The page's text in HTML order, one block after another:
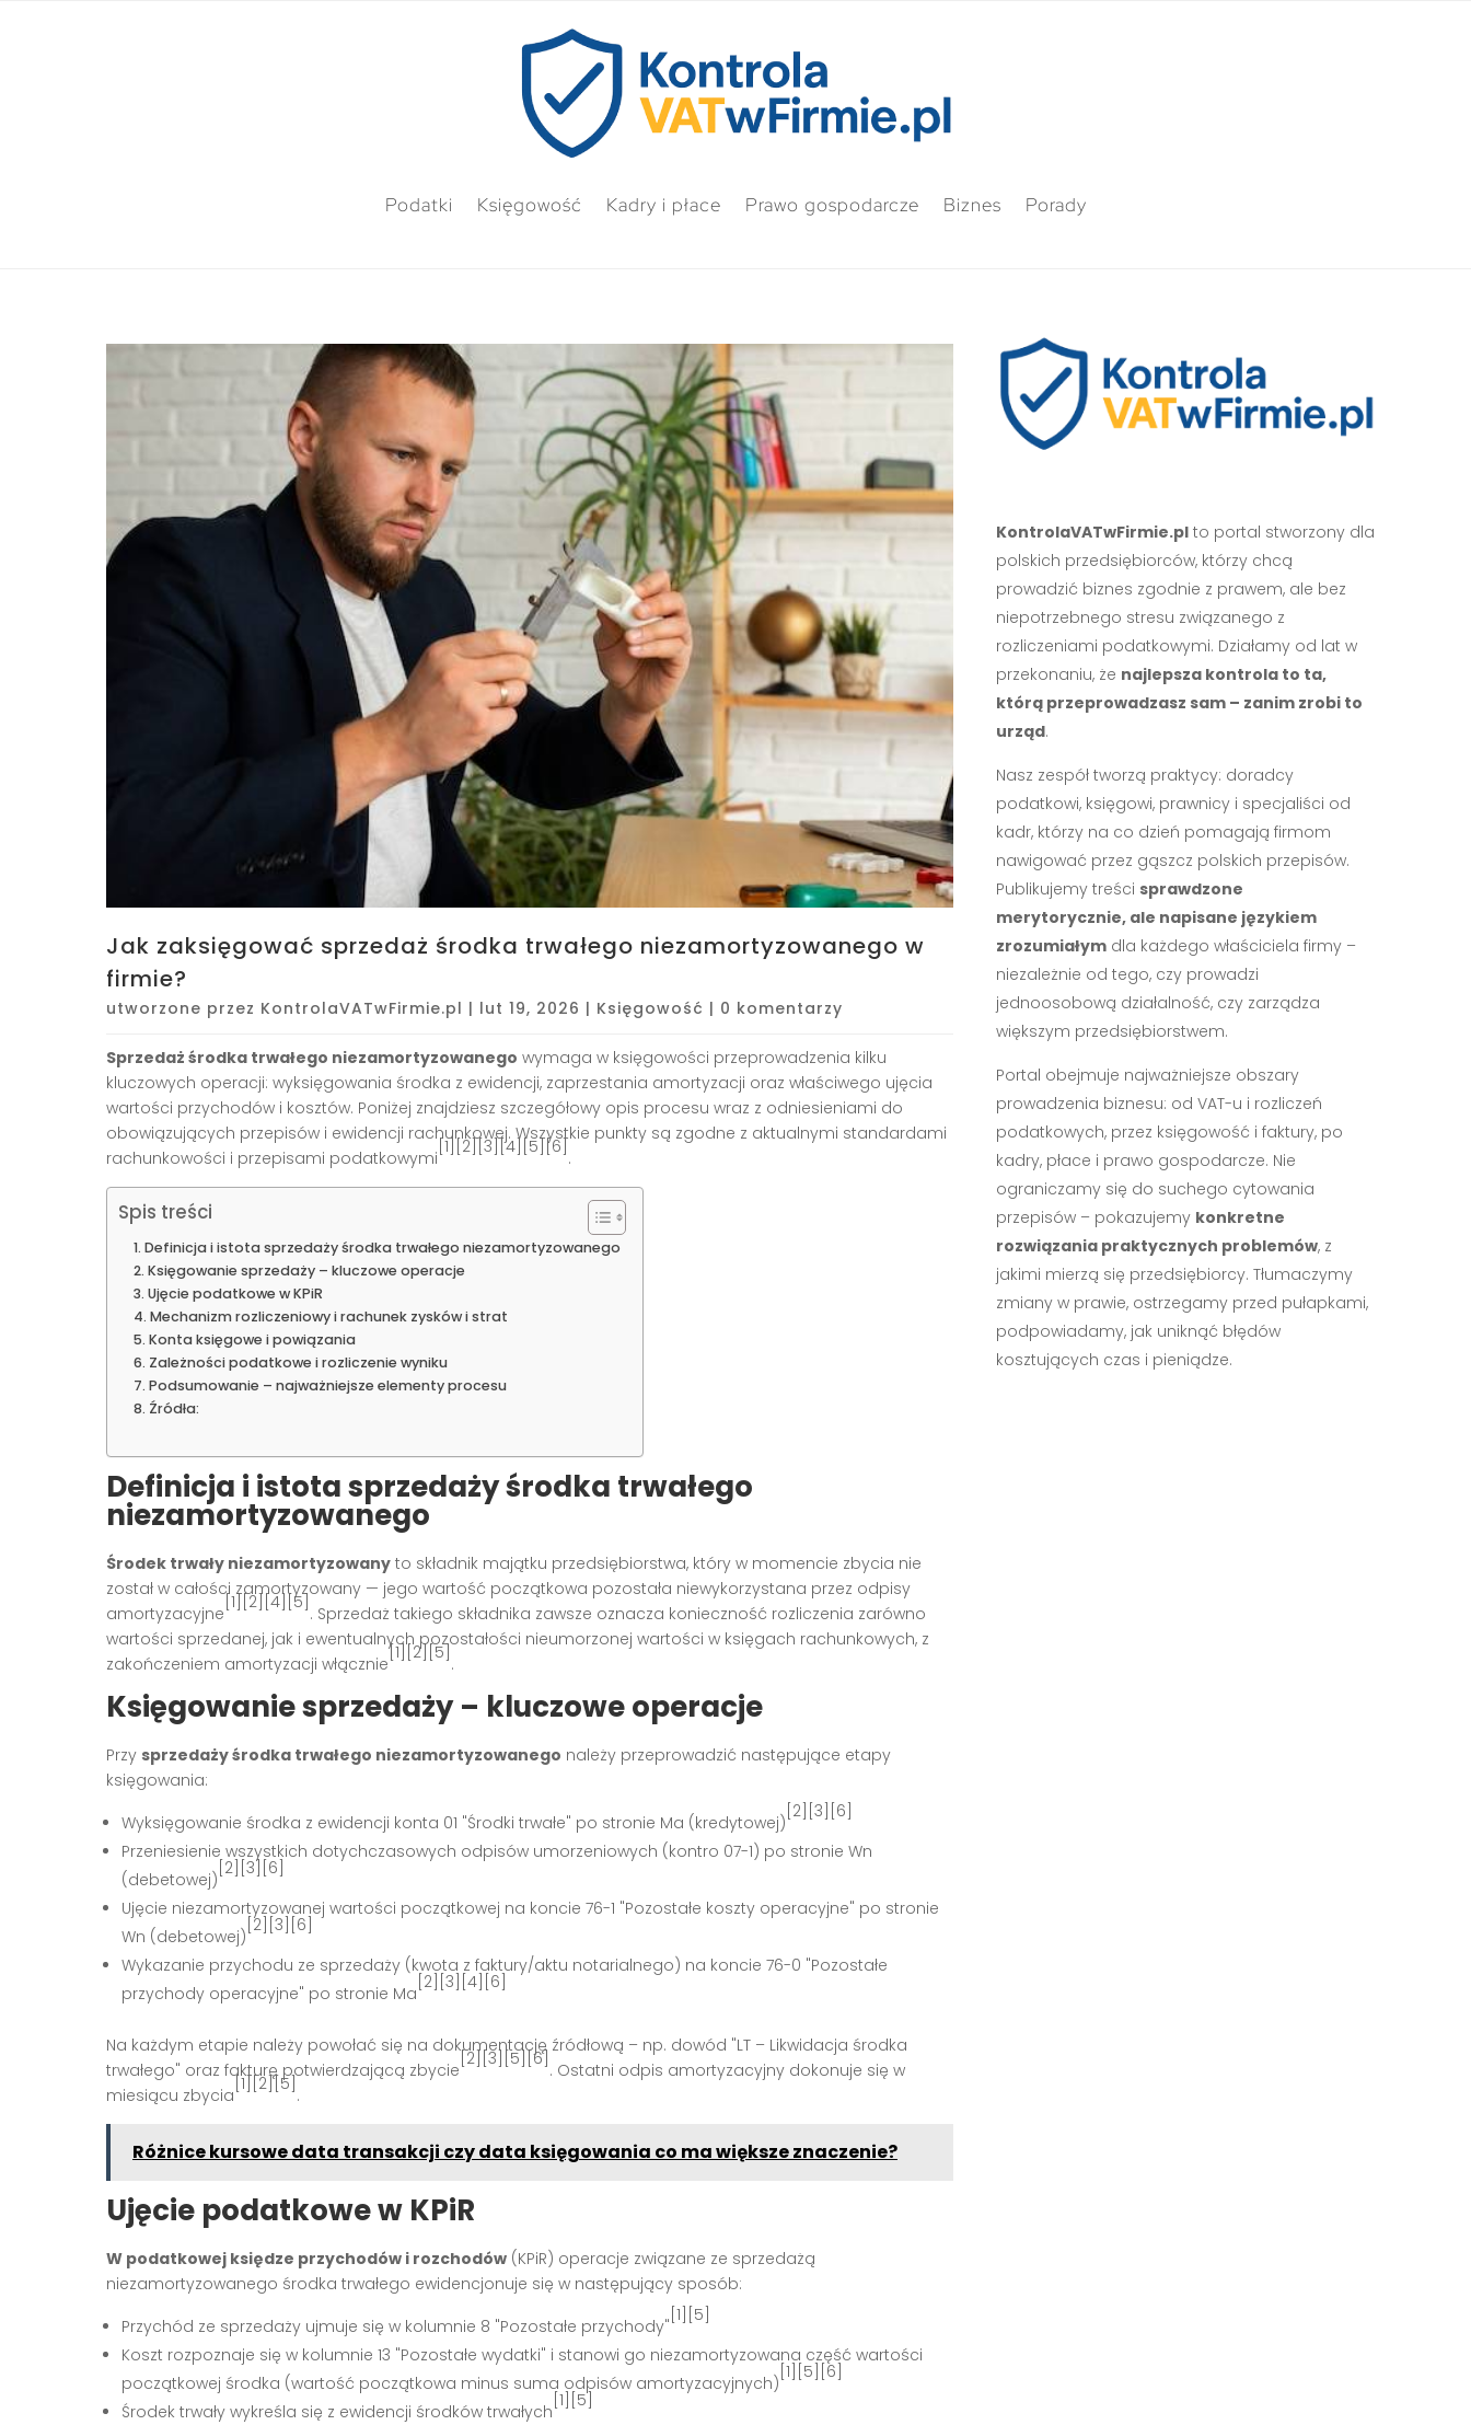
Podatki Księgowość Kadry i płace Prawo gospodarcze Biznes Porady
Jak zaksięgować sprzedaż środka trwałego niezamortyzowanego w
firmie?
utworzone przez KontrolaVATwFirmie.pl | lut 19, 2026 | Księgowość | 0 komentarzy
Sprzedaż środka trwałego niezamortyzowanego wymaga w księgowości przeprowadzenia kilku
kluczowych operacji: wyksięgowania środka z ewidencji, zaprzestania amortyzacji oraz właściwego ujęcia
wartości przychodów i kosztów. Poniżej znajdziesz szczegółowy opis procesu wraz z odniesieniami do
obowiązujących przepisów i ewidencji rachunkowej. Wszystkie punkty są zgodne z aktualnymi standardami
rachunkowości i przepisami podatkowymi
[1][2][3][4][5][6]
.
Spis treści
Definicja i istota sprzedaży środka trwałego niezamortyzowanego
Księgowanie sprzedaży – kluczowe operacje
Ujęcie podatkowe w KPiR
Mechanizm rozliczeniowy i rachunek zysków i strat
Konta księgowe i powiązania
Zależności podatkowe i rozliczenie wyniku
Podsumowanie – najważniejsze elementy procesu
Źródła:
Definicja i istota sprzedaży środka trwałego
niezamortyzowanego
Środek trwały niezamortyzowany to składnik majątku przedsiębiorstwa, który w momencie zbycia nie
został w całości zamortyzowany — jego wartość początkowa pozostała niewykorzystana przez odpisy
amortyzacyjne
[1][2][4][5]
. Sprzedaż takiego składnika zawsze oznacza konieczność rozliczenia zarówno
wartości sprzedanej, jak i ewentualnych pozostałości nieumorzonej wartości w księgach rachunkowych, z
zakończeniem amortyzacji włącznie
[1][2][5]
.
Księgowanie sprzedaży – kluczowe operacje
Przy sprzedaży środka trwałego niezamortyzowanego należy przeprowadzić następujące etapy
księgowania:
Wyksięgowanie środka z ewidencji konta 01 "Środki trwałe" po stronie Ma (kredytowej)
[2][3][6]
Przeniesienie wszystkich dotychczasowych odpisów umorzeniowych (kontro 07-1) po stronie Wn
(debetowej)
[2][3][6]
Ujęcie niezamortyzowanej wartości początkowej na koncie 76-1 "Pozostałe koszty operacyjne" po stronie
Wn (debetowej)
[2][3][6]
Wykazanie przychodu ze sprzedaży (kwota z faktury/aktu notarialnego) na koncie 76-0 "Pozostałe
przychody operacyjne" po stronie Ma
[2][3][4][6]
Na każdym etapie należy powołać się na dokumentację źródłową – np. dowód "LT – Likwidacja środka
trwałego" oraz fakturę potwierdzającą zbycie
[2][3][5][6]
. Ostatni odpis amortyzacyjny dokonuje się w
miesiącu zbycia
[1][2][5]
.
Różnice kursowe data transakcji czy data księgowania co ma większe znaczenie?
Ujęcie podatkowe w KPiR
W podatkowej księdze przychodów i rozchodów (KPiR) operacje związane ze sprzedażą
niezamortyzowanego środka trwałego ewidencjonuje się w następujący sposób:
Przychód ze sprzedaży ujmuje się w kolumnie 8 "Pozostałe przychody"
[1][5]
Koszt rozpoznaje się w kolumnie 13 "Pozostałe wydatki" i stanowi go niezamortyzowana część wartości
początkowej środka (wartość początkowa minus suma odpisów amortyzacyjnych)
[1][5][6]
Środek trwały wykreśla się z ewidencji środków trwałych
[1][5]
KontrolaVATwFirmie.plto portal stworzony dla
polskich przedsiębiorców, którzy chcą
prowadzić biznes zgodnie z prawem, ale bez
niepotrzebnego stresu związanego z
rozliczeniami podatkowymi. Działamy od lat w
przekonaniu, że najlepsza kontrola to ta,
którą przeprowadzasz sam – zanim zrobi to
urząd.
Nasz zespół tworzą praktycy: doradcy
podatkowi, księgowi, prawnicy i specjaliści od
kadr, którzy na co dzień pomagają firmom
nawigować przez gąszcz polskich przepisów.
Publikujemy treści sprawdzone
merytorycznie, ale napisane językiem
zrozumiałymdla każdego właściciela firmy –
niezależnie od tego, czy prowadzi
jednoosobową działalność, czy zarządza
większym przedsiębiorstwem.
Portal obejmuje najważniejsze obszary
prowadzenia biznesu: od VAT-u i rozliczeń
podatkowych, przez księgowość i faktury, po
kadry, płace i prawo gospodarcze. Nie
ograniczamy się do suchego cytowania
przepisów – pokazujemy konkretne
rozwiązania praktycznych problemów, z
jakimi mierzą się przedsiębiorcy. Tłumaczymy
zmiany w prawie, ostrzegamy przed pułapkami,
podpowiadamy, jak uniknąć błędów
kosztujących czas i pieniądze.